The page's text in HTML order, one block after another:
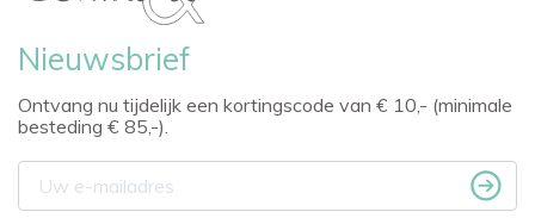
Nieuwsbrief
Ontvang nu tijdelijk een kortingscode van € 10,- (minimale
besteding € 85,-).